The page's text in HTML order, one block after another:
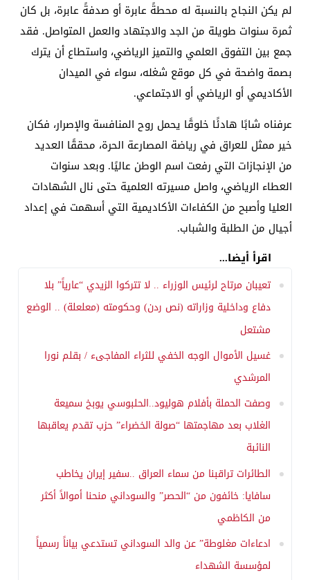
لم يكن النجاح بالنسبة له محطةً عابرة أو صدفةً عابرة، بل كان
ثمرة سنوات طويلة من الجد والاجتهاد والعمل المتواصل. فقد
جمع بين التفوق العلمي والتميز الرياضي، واستطاع أن يترك
بصمة واضحة في كل موقع شغله، سواء في الميدان
الأكاديمي أو الرياضي أو الاجتماعي.
عرفناه شابًا هادئًا خلوقًا يحمل روح المنافسة والإصرار، فكان
خير ممثل للعراق في رياضة المصارعة الحرة، محققًا العديد
من الإنجازات التي رفعت اسم الوطن عاليًا. وبعد سنوات
العطاء الرياضي، واصل مسيرته العلمية حتى نال الشهادات
العليا وأصبح من الكفاءات الأكاديمية التي أسهمت في إعداد
أجيال من الطلبة والشباب.
اقرأ أيضا...
تعيبان مرتاح لرئيس الوزراء .. لا تتركوا الزيدي “عارياً” بلا
دفاع وداخلية وزاراته (نص ردن) وحكومته (معلعلة) .. الوضع
مشتعل
غسيل الأموال الوجه الخفي للثراء المفاجىء / بقلم نورا
المرشدي
وصفت الحملة بأفلام هوليود..الحلبوسي يوبخ سميعة
الغلاب بعد مهاجمتها “صولة الخضراء” حزب تقدم يعاقبها
النائبة
الطائرات تراقبنا من سماء العراق ..سفير إيران يخاطب
سافايا: خائفون من “الحصر” والسوداني منحنا أموالاً أكثر
من الكاظمي
ادعاءات مغلوطة” عن والد السوداني تستدعي بياناً رسمياً
لمؤسسة الشهداء